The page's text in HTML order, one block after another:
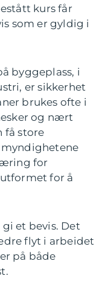
kurs får
som er gyldig i
byggeplass, i
er sikkerhet
brukes ofte i
og nært
få store
myndighetene
for
for å
et bevis. Det
flyt i arbeidet
på både